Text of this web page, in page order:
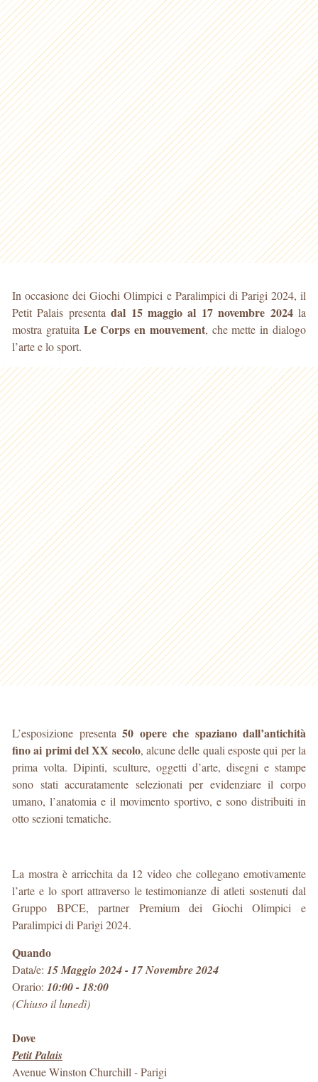
In occasione dei Giochi Olimpici e Paralimpici di Parigi 2024, il
Petit Palais presentadal 15 maggio al 17 novembre 2024la
mostra gratuita Le Corps en mouvement, che mette in dialogo
l’arte e lo sport.
L’esposizione presenta 50 opere che spaziano dall’antichità
fino ai primi del XX secolo, alcune delle quali esposte qui per la
prima volta. Dipinti, sculture, oggetti d’arte, disegni e stampe
sono stati accuratamente selezionati per evidenziare il corpo
umano, l’anatomia e il movimento sportivo, e sono distribuiti in
otto sezioni tematiche.
La mostra è arricchita da 12 video che collegano emotivamente
l’arte e lo sport attraverso le testimonianze di atleti sostenuti dal
Gruppo BPCE, partner Premium dei Giochi Olimpici e
Paralimpici di Parigi 2024.
Quando
Data/e: 15 Maggio 2024 - 17 Novembre 2024
Orario: 10:00 - 18:00
(Chiuso il lunedì)
Dove
Petit Palais
Avenue Winston Churchill -Parigi